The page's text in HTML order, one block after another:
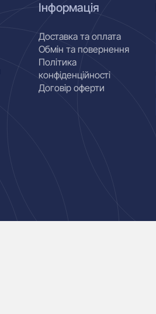
Інформація
Доставка та оплата
Обмін та повернення
Політика
конфіденційності
Договір оферти